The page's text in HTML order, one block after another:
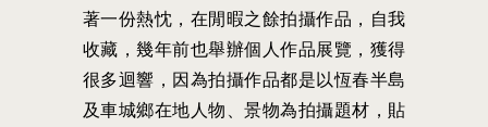
著一份熱忱，在閒暇之餘拍攝作品，自我
收藏，幾年前也舉辦個人作品展覽，獲得
很多迴響，因為拍攝作品都是以恆春半島
及車城鄉在地人物、景物為拍攝題材，貼